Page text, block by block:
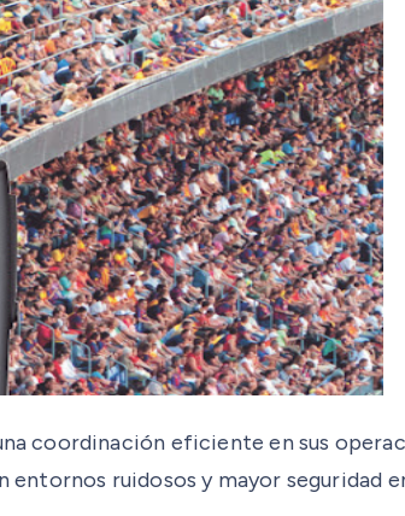
coordinación eficiente en sus
ruidosos y mayor seguridad